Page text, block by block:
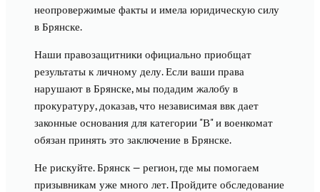
неопровержимые факты и имела юридическую силу
в Брянске.
Наши правозащитники официально приобщат
результаты к личному делу. Если ваши права
нарушают в Брянске, мы подадим жалобу в
прокуратуру, доказав, что независимая ввк дает
законные основания для категории "В" и военкомат
обязан принять это заключение в Брянске.
Не рискуйте. Брянск — регион, где мы помогаем
призывникам уже много лет. Пройдите обследование